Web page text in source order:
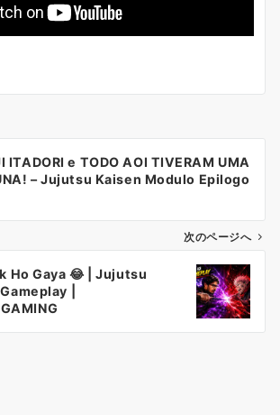
ITADORI e TODO AOI TIVERAM UMA
– Jujutsu Kaisen Modulo Epilogo
次のページへ
Ho Gaya 😂 | Jujutsu
|